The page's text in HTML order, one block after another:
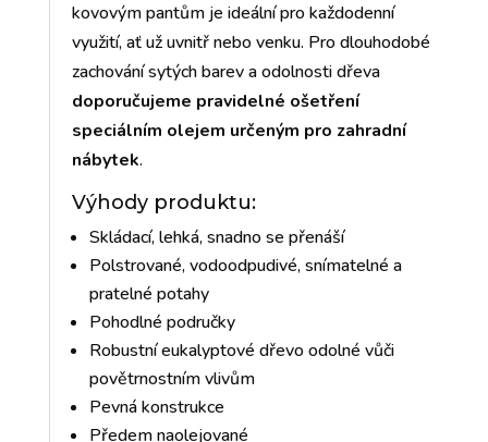
kovovým pantům je ideální pro každodenní
využití, ať už uvnitř nebo venku. Pro dlouhodobé
zachování sytých barev a odolnosti dřeva
doporučujeme pravidelné ošetření
speciálním olejem určeným pro zahradní
nábytek.
Výhody produktu:
Skládací, lehká, snadno se přenáší
Polstrované, vodoodpudivé, snímatelné a
pratelné potahy
Pohodlné područky
Robustní eukalyptové dřevo odolné vůči
povětrnostním vlivům
Pevná konstrukce
Předem naolejované